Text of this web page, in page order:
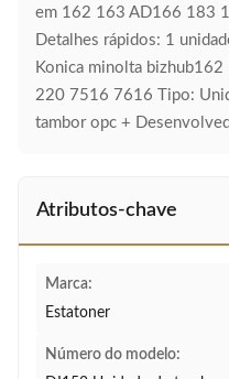
em 162 163 AD166 183
Detalhes rápidos: 1
Konica minolta
220 7516 7616 Tipo:
tambor opc +
Atributos-chave
Marca:
Estatoner
Número do modelo: